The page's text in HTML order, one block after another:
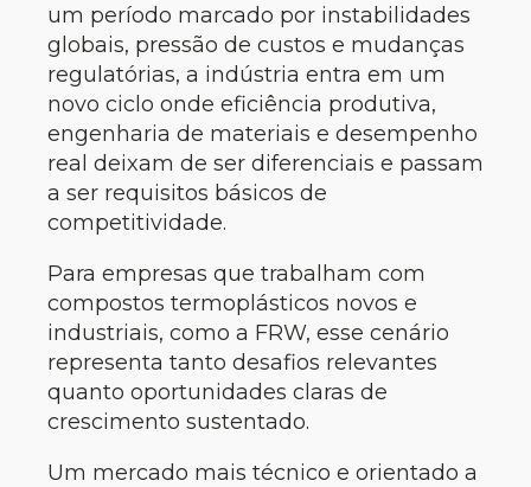
um período marcado por instabilidades
globais, pressão de custos e mudanças
regulatórias, a indústria entra em um
novo ciclo onde eficiência produtiva,
engenharia de materiais e desempenho
real deixam de ser diferenciais e passam
a ser requisitos básicos de
competitividade.
Para empresas que trabalham com
compostos termoplásticos novos e
industriais, como a FRW, esse cenário
representa tanto desafios relevantes
quanto oportunidades claras de
crescimento sustentado.
Um mercado mais técnico e orientado a